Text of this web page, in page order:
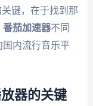
键，在于找到那
番茄加速器不同
内流行音乐平
器的关键